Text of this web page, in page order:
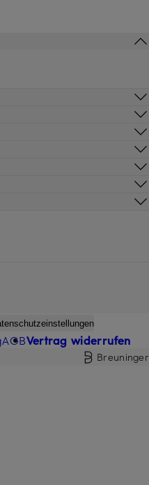
AGBVertrag widerrufen
Breuninger